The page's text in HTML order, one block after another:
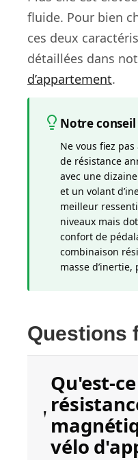
fluide. Pour bien
ces deux
détaillées dans
d’appartement.
Notre conseil
Ne vous fiez
de résistance
avec une
et un volant
meilleur
niveaux mais
confort de
combinaison
masse d’inertie,
Questions
Qu'est-
vélo